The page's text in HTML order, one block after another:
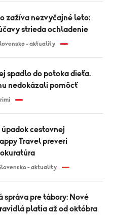
strieda ochladenie
- aktuality
nedokázali pomôcť
Travel preverí
- aktuality
platia až od októbra